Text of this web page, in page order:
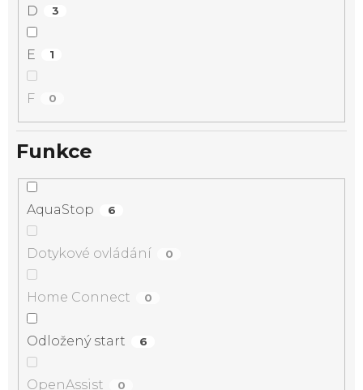
D 3
E 1
F 0
Funkce
AquaStop 6
Dotykové ovládání 0
Home Connect 0
Odložený start 6
OpenAssist 0